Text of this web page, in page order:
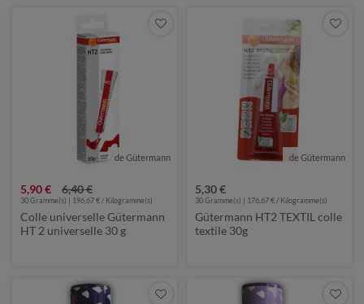
de Gütermann
5,90 € 6,40 €
30 Gramme(s) | 196,67 € / Kilogramme(s)
Colle universelle Gütermann
HT 2 universelle 30 g
de Gütermann
5,30 €
30 Gramme(s) | 176,67 € / Kilogramme(s)
Gütermann HT2 TEXTIL colle
textile 30g